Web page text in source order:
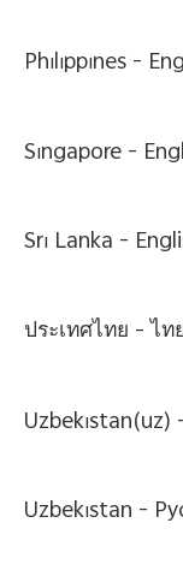
Philippines -
Singapore -
Sri Lanka -
ประเทศไทย -ไท
Uzbekistan(uz)
Uzbekistan -